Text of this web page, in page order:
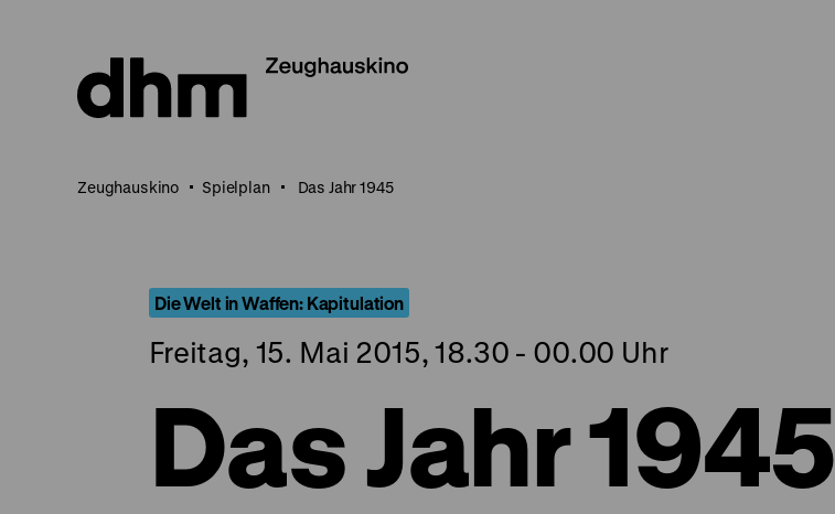
Seiteninhalt
springen
Zeughauskino Spielplan Das Jahr 1945
Die Welt in Waffen: Kapitulation
Freitag, 15. Mai 2015, 18.30 - 00.00 Uhr
Das Jahr 1945